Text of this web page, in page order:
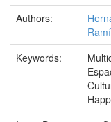
Authors:
Keywords: